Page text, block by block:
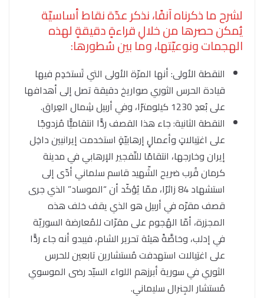
لشرح ما ذكرناه آنفًا، نذكر عدّة نقاط أساسيّة
يُمكن حصرها من خلالِ قراءةٍ دقيقةٍ لهذه
الهجمات ونوعيّتها، وما بين سُطورها:
النقطة الأولى: أنها المرّة الأولى التي تَستخدِم فيها
قيادة الحرس الثوري صواريخ دقيقة تصل إلى أهدافها
على بُعدِ 1230 كيلومترًا، وفي أربيل شِمال العِراق.
النقطة الثانية: جاء هذا القصف ردًّا انتقاميًّا مُزدوجًا
على اغتِيالاتٍ وأعمالٍ إرهابيّةٍ استخدمت إيرانيين داخِل
إيران وخارجها، انتقامًا للتّفجير الإرهابي في مدينة
كرمان قُرب ضريح الشّهيد قاسم سلماني أدّى إلى
استشهاد 84 زائرًا، ممّا يُؤكّد أن “الموساد” الذي جرى
قصف مقرّه في أربيل هو الذي يقف خلف هذه
المجزرة، أمّا الهُجوم على مقرّات للمُعارضة السوريّة
في إدلب، وخاصَّةً هيئة تحرير الشام، فيبدو أنه جاء ردًّا
على اغتِيالات استهدفت مُستشارين تابعين للحرس
الثوري في سورية أبرزهم اللواء السيّد رضى الموسوي
مُستشار الجِنرال سليماني.